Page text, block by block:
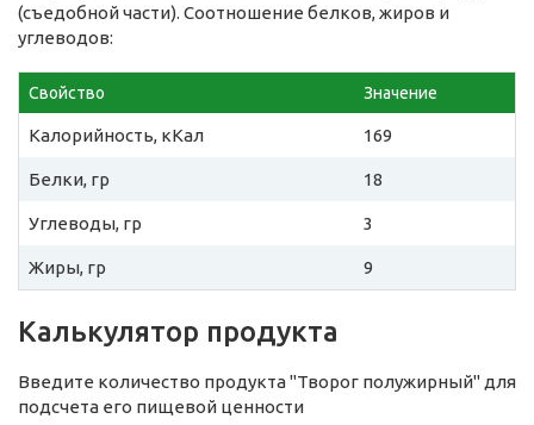
(съедобной части). Соотношение белков, жиров и
углеводов:
Свойство Значение
Калорийность, кКал 169
Белки, гр 18
Углеводы, гр 3
Жиры, гр 9
Калькулятор продукта
Введите количество продукта "Творог полужирный" для
подсчета его пищевой ценности